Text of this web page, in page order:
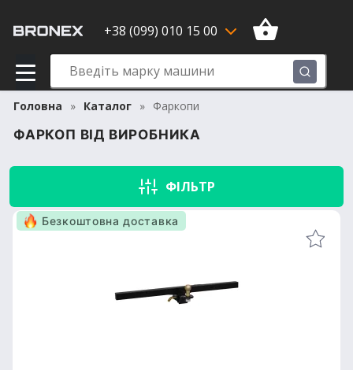
+38 (099) 010 15 00
Головна Каталог Фаркопи
ФАРКОП ВІД ВИРОБНИКА
ФІЛЬТР
Безкоштовна доставка